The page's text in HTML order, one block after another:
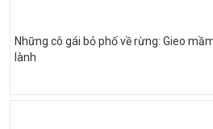
Những cô gái bỏ phố về rừng: Gieo
lành